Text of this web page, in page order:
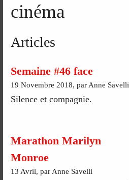
cinéma
Articles
Semaine #46 face
19 Novembre 2018, par Anne Savelli
Silence et compagnie.
Marathon Marilyn
Monroe
13 Avril, par Anne Savelli